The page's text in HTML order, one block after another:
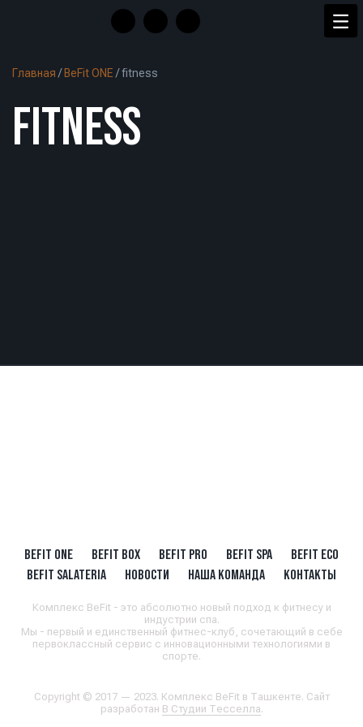
Главная / BeFit ONE /fitness
FITNESS
BEFIT ONE BEFIT BOX BEFIT PRO BEFIT SPA
BEFIT ECO
BEFIT SALATERIA
НОВОСТИ НАША КОМАНДА КОНТАКТЫ
Комплекс BeFit - это абсолютно новый подход к фитнесу и
индустрии спа.
Мы - первый и единственный фитнес-клуб, сочетающий в себе
первоклассный сервис с инновационными технологиями в
спорте.
Copyright © 2017 — 2023. Комплекс BeFit в Ташкенте. Сайт
разработан В Студии Тесселла.